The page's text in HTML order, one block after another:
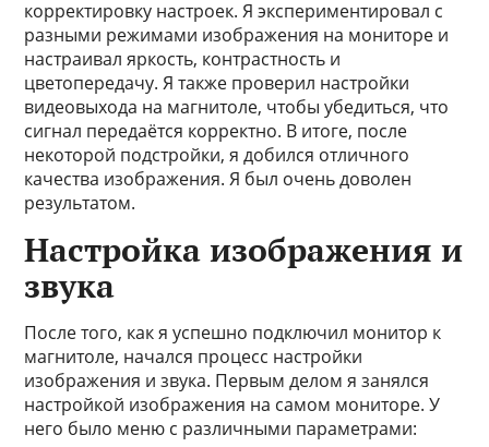
корректировку настроек. Я экспериментировал с
разными режимами изображения на мониторе и
настраивал яркость, контрастность и
цветопередачу. Я также проверил настройки
видеовыхода на магнитоле, чтобы убедиться, что
сигнал передаётся корректно. В итоге, после
некоторой подстройки, я добился отличного
качества изображения. Я был очень доволен
результатом.
Настройка изображения и
звука
После того, как я успешно подключил монитор к
магнитоле, начался процесс настройки
изображения и звука. Первым делом я занялся
настройкой изображения на самом мониторе. У
него было меню с различными параметрами: